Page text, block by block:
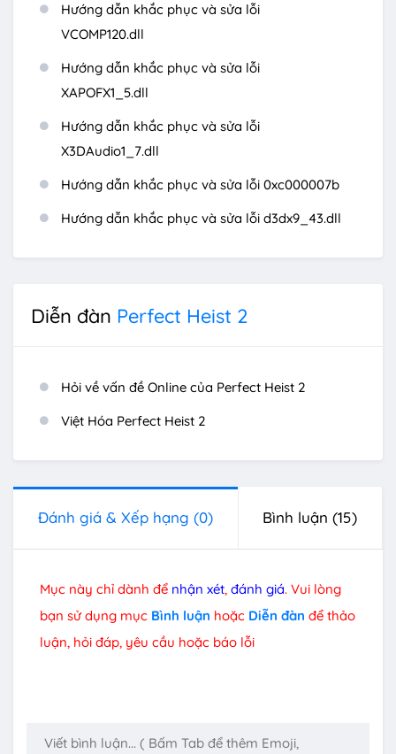
Hướng dẫn khắc phục và sửa lỗi
VCOMP120.dll
Hướng dẫn khắc phục và sửa lỗi
XAPOFX1_5.dll
Hướng dẫn khắc phục và sửa lỗi
X3DAudio1_7.dll
Hướng dẫn khắc phục và sửa lỗi 0xc000007b
Hướng dẫn khắc phục và sửa lỗi d3dx9_43.dll
Diễn đàn Perfect Heist 2
Hỏi về vấn đề Online của Perfect Heist 2
Việt Hóa Perfect Heist 2
Đánh giá & Xếp hạng (0) Bình luận (15)
Mục này chỉ dành để nhận xét, đánh giá. Vui lòng
bạn sử dụng mục Bình luận hoặc Diễn đàn để thảo
luận, hỏi đáp, yêu cầu hoặc báo lỗi